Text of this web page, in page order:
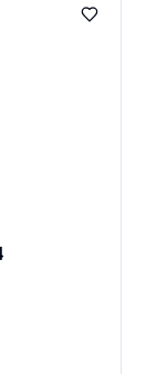
Lägg till